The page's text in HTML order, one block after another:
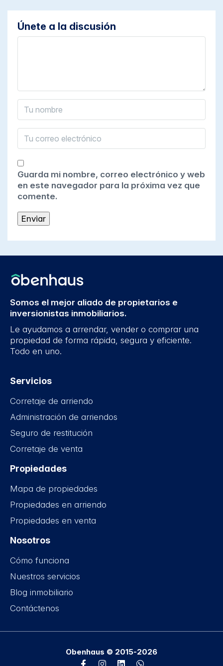
Únete a la discusión
Guarda mi nombre, correo electrónico y web
en este navegador para la próxima vez que
comente.
Somos el mejor aliado de propietarios e
inversionistas inmobiliarios.
Le ayudamos a arrendar, vender o comprar una
propiedad de forma rápida, segura y eficiente.
Todo en uno.
Servicios
Corretaje de arriendo
Administración de arriendos
Seguro de restitución
Corretaje de venta
Propiedades
Mapa de propiedades
Propiedades en arriendo
Propiedades en venta
Nosotros
Cómo funciona
Nuestros servicios
Blog inmobiliario
Contáctenos
Obenhaus © 2015-2026